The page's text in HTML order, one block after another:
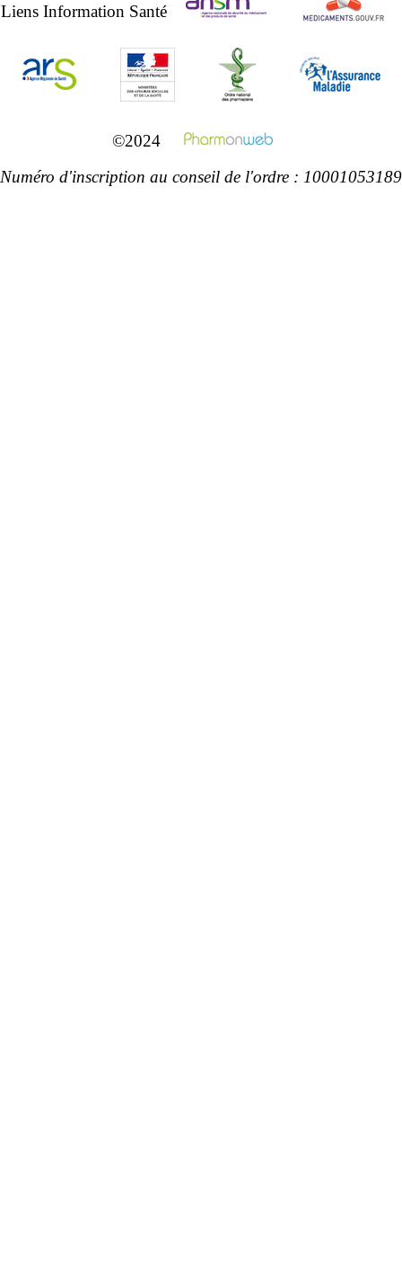
Liens Information Santé
©2024
Numéro d'inscription au conseil de l'ordre : 10001053189